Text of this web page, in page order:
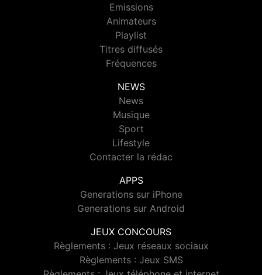
Emissions
Animateurs
Playlist
Titres diffusés
Fréquences
NEWS
News
Musique
Sport
Lifestyle
Contacter la rédac
APPS
Generations sur iPhone
Generations sur Android
JEUX CONCOURS
Règlements : Jeux réseaux sociaux
Règlements : Jeux SMS